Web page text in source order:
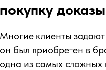
покупку
Многие клиенты
он был приобретен в
одна из самых сложных